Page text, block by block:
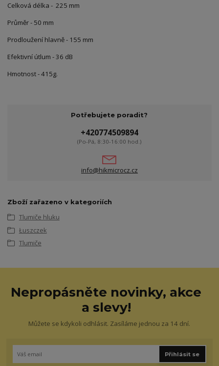
Celková délka - 225 mm
Průměr - 50 mm
Prodloužení hlavně - 155 mm
Efektivní útlum - 36 dB
Hmotnost - 415g.
Potřebujete poradit?
+420774509894
(Po-Pá, 8:30-16:00 hod.)
info@hikmicrocz.cz
Zboží zařazeno v kategoriích
Tlumiče hluku
Łuszczek
Tlumiče
Nepropásněte novinky, akce
a slevy!
Můžete se kdykoli odhlásit. Zasíláme jednou za 14 dní.
Přihlásit se